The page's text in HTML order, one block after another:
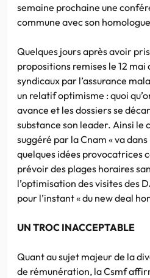
semaine prochaine une
commune avec son
Quelques jours après avoir
propositions remises le 12
syndicaux par l’assurance
un relatif optimisme : quoi
avance et les dossiers se
substance son leader. Ainsi le
suggéré par la Cnam « va
quelques idées provocatrices
prévoir des plages horaires
l’optimisation des visites des
pour l’instant « du new deal
UN TROC INACCEPTABLE
Quant au sujet majeur de la
de rémunération, la Csmf